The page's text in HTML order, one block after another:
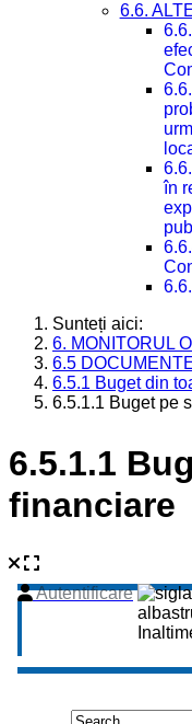
6.6.
în
Sunteți aici:
6. MONITORUL
6.5
6.5.1 Buget din
6.5.1.1 Buget pe
6.5.1.1
financiare